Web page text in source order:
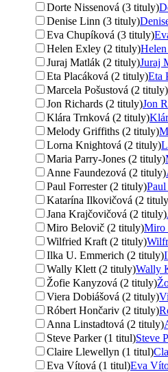
Dorte Nissenová (3 tituly)
Denise Linn (3 tituly)
Eva Chupíková (3 tituly)
Helen Exley (2 tituly)
Juraj Matlák (2 tituly)Juraj
Eta Placáková (2 tituly)Eta
Marcela Pošustová (2 tituly)
Jon Richards (2 tituly)Jon
Klára Trnková (2 tituly)
Melody Griffiths (2 tituly)
Lorna Knightová (2 tituly)
Maria Parry-Jones (2 tituly)
Anne Faundezová (2 tituly)
Paul Forrester (2 tituly)Paul
Katarína Ilkovičová (2
Jana Krajčovičová (2 tituly)
Miro Belovič (2 tituly)Miro
Wilfried Kraft (2 tituly)
Ilka U. Emmerich (2 tituly)
Wally Klett (2 tituly)Wally
Žofie Kanyzová (2 tituly)
Viera Dobiášová (2 tituly)
Róbert Hončariv (2 tituly)
Anna Linstadtová (2 tituly)
Steve Parker (1 titul)Steve
Claire Llewellyn (1 titul)
Eva Vítová (1 titul)Eva